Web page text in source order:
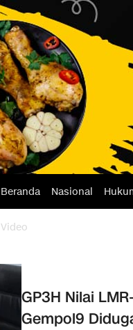
Beranda Nasional
Video
GP3H Nilai
Gempol9